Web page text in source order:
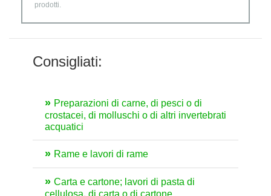
prodotti.
Consigliati:
Preparazioni di carne, di pesci o di
crostacei, di molluschi o di altri invertebrati
acquatici
Rame e lavori di rame
Carta e cartone; lavori di pasta di